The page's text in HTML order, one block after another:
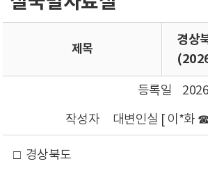
제목
경상
등록일
작성자
대변인실 [ 이*화
□ 경상북도